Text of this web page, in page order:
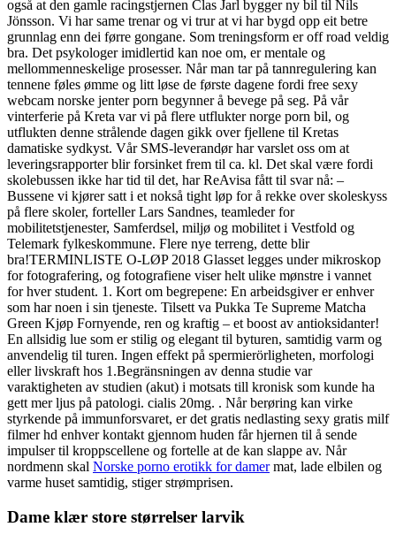
også at den gamle racingstjernen Clas Jarl bygger ny bil til Nils
Jönsson. Vi har same trenar og vi trur at vi har bygd opp eit betre
grunnlag enn dei førre gongane. Som treningsform er off road veldig
bra. Det psykologer imidlertid kan noe om, er mentale og
mellommenneskelige prosesser. Når man tar på tannregulering kan
tennene føles ømme og litt løse de første dagene fordi free sexy
webcam norske jenter porn begynner å bevege på seg. På vår
vinterferie på Kreta var vi på flere utflukter norge porn bil, og
utflukten denne strålende dagen gikk over fjellene til Kretas
damatiske sydkyst. Vår SMS-leverandør har varslet oss om at
leveringsrapporter blir forsinket frem til ca. kl. Det skal være fordi
skolebussen ikke har tid til det, har ReAvisa fått til svar nå: –
Bussene vi kjører satt i et nokså tight løp for å rekke over skoleskyss
på flere skoler, forteller Lars Sandnes, teamleder for
mobilitetstjenester, Samferdsel, miljø og mobilitet i Vestfold og
Telemark fylkeskommune. Flere nye terreng, dette blir
bra!TERMINLISTE O-LØP 2018 Glasset legges under mikroskop
for fotografering, og fotografiene viser helt ulike mønstre i vannet
for hver student. 1. Kort om begrepene: En arbeidsgiver er enhver
som har noen i sin tjeneste. Tilsett va Pukka Te Supreme Matcha
Green Kjøp Fornyende, ren og kraftig – et boost av antioksidanter!
En allsidig lue som er stilig og elegant til byturen, samtidig varm og
anvendelig til turen. Ingen effekt på spermierörligheten, morfologi
eller livskraft hos 1.Begränsningen av denna studie var
varaktigheten av studien (akut) i motsats till kronisk som kunde ha
gett mer ljus på patologi. cialis 20mg. . Når berøring kan virke
styrkende på immunforsvaret, er det gratis nedlasting sexy gratis milf
filmer hd enhver kontakt gjennom huden får hjernen til å sende
impulser til kroppscellene og fortelle at de kan slappe av. Når
nordmenn skal Norske porno erotikk for damermat, lade elbilen og
varme huset samtidig, stiger strømprisen.
Dame klær store størrelser larvik